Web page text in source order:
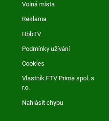
Volná místa
Reklama
HbbTV
Podmínky užívání
Cookies
Vlastník FTV Prima spol. s
r.o.
Nahlásit chybu